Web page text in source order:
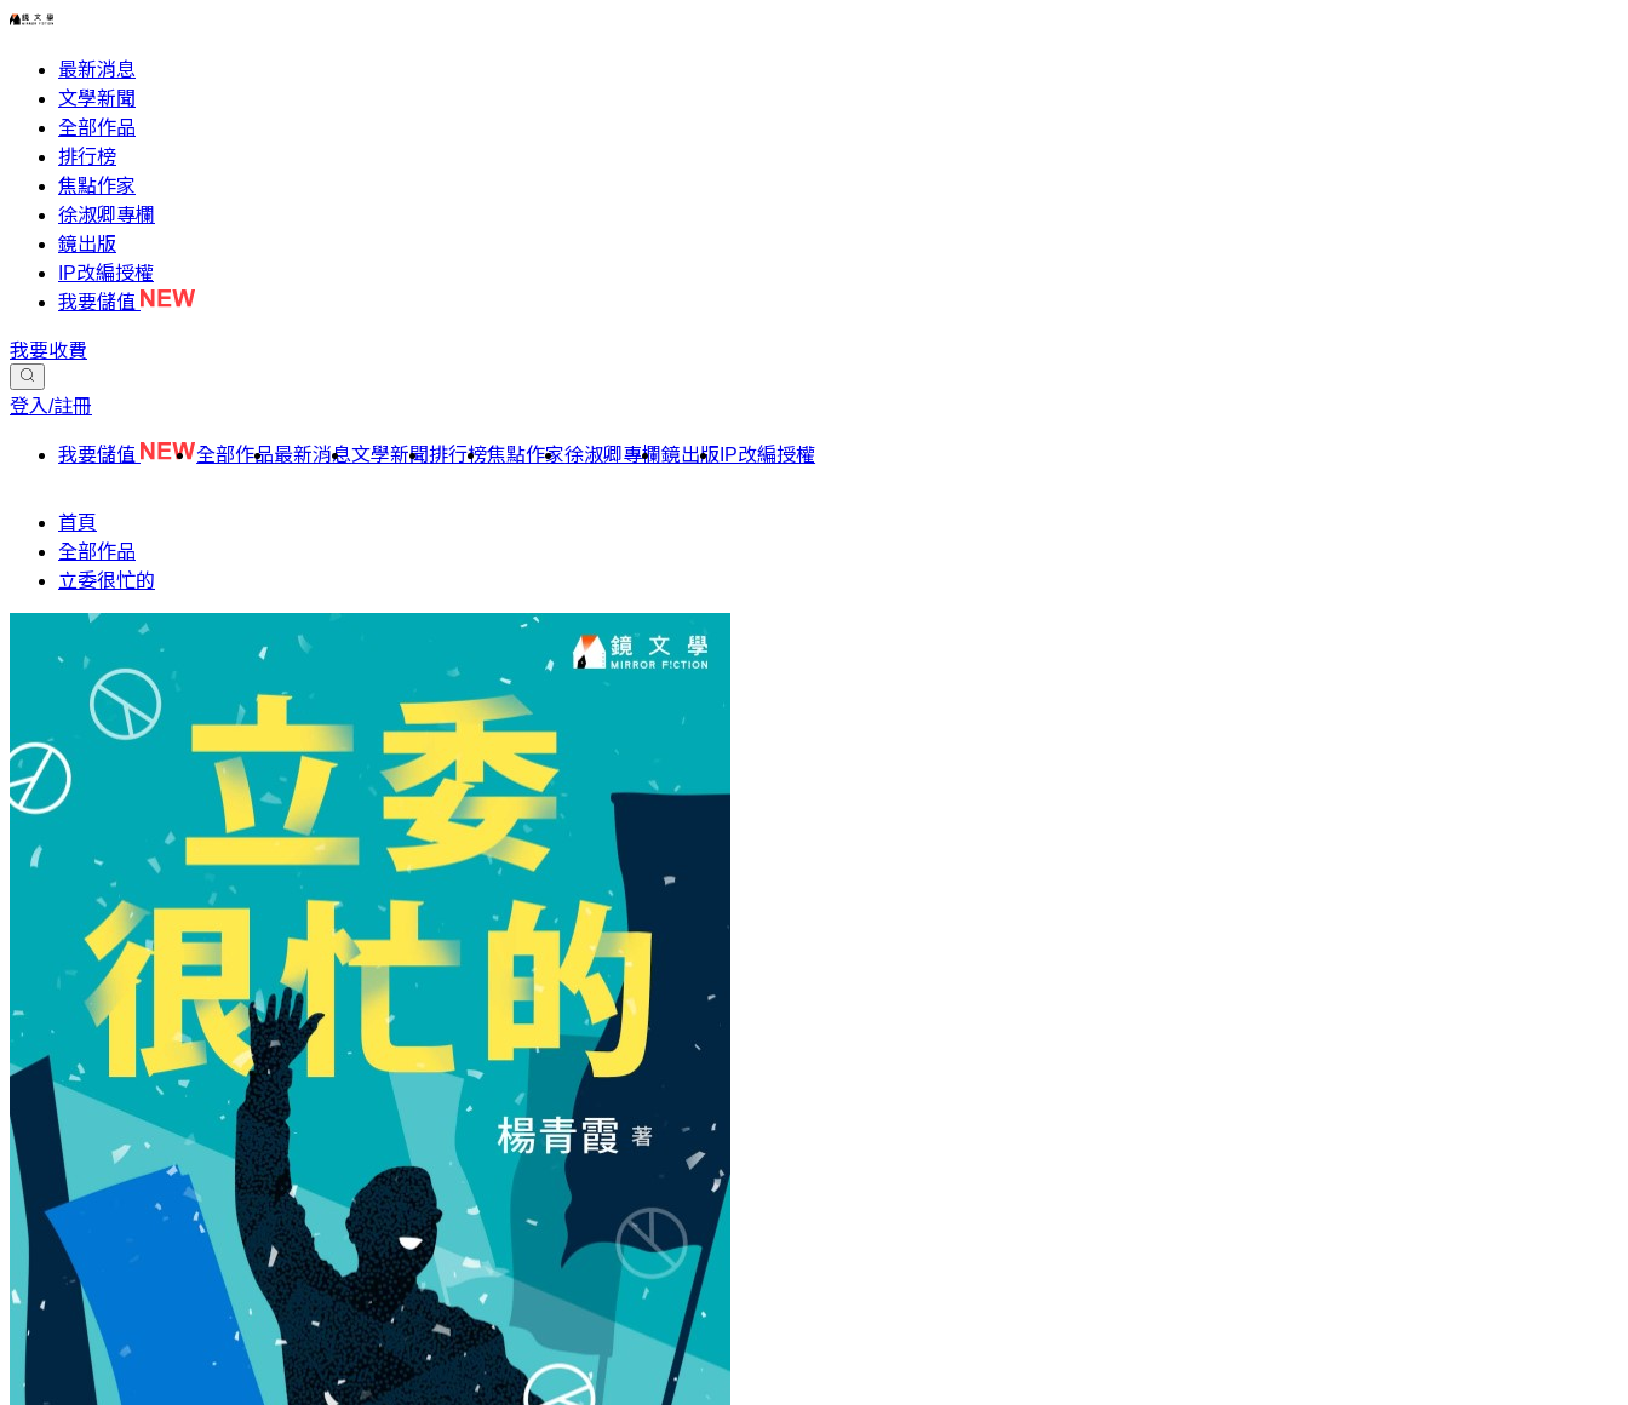
最新消息
文學新聞
全部作品
排行榜
焦點作家
徐淑卿專欄
鏡出版
IP改編授權
我要儲值
我要收費
登入/註冊
我要儲值 全部作品最新消息文學新聞排行榜焦點作家徐淑卿專欄鏡出版 IP改編授權
首頁
全部作品
立委很忙的